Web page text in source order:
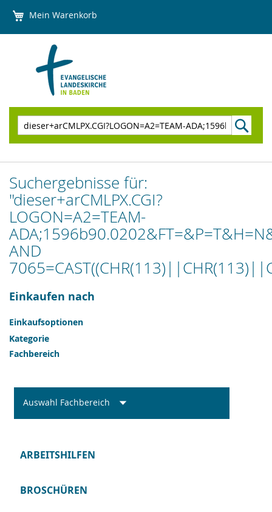
Mein Warenkorb
zum
Suchen
Suchergebnisse für:
"dieser+arCMLPX.CGI?
LOGON=A2=TEAM-
AND
Einkaufen nach
Einkaufsoptionen
Kategorie
Fachbereich
Auswahl Fachbereich
ARBEITSHILFEN
BROSCHÜREN